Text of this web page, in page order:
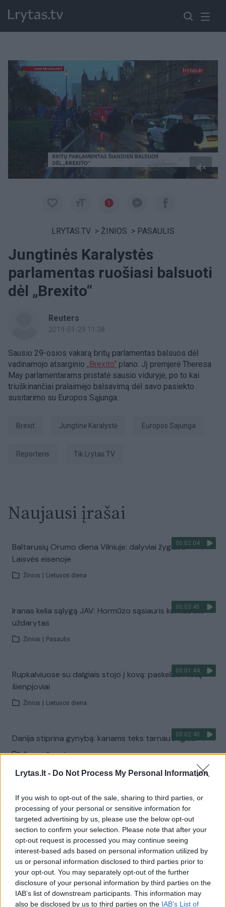
Lrytas.lt - Do Not Process My Personal Information
If you wish to opt-out of the sale, sharing to third parties, or
processing of your personal or sensitive information for
targeted advertising by us, please use the below opt-out
section to confirm your selection. Please note that after your
opt-out request is processed you may continue seeing
interest-based ads based on personal information utilized by
us or personal information disclosed to third parties prior to
your opt-out. You may separately opt-out of the further
disclosure of your personal information by third parties on the
IAB’s list of downstream participants. This information may
also be disclosed by us to third parties on the IAB’s List of
Paremkite Ukrainą
LRYTAS.TV > ŽINIOS > PASAULIS
Jungtinės Karalystės
parlamentas ruošiasi balsuoti
dėl „Brexito“
Reuters
2019-01-29 11:38
Sausio 29-osios vakarą britų parlamentas balsuos dėl
vadinamojo atsarginio „Brexito“ plano. Jį premjerė Theresa
May parlamentarams pristatė sausio viduryje, po to kai
triuškinančiai pralaimėjo balsavimą dėl savo pasiekto
susitarimo su Europos Sąjunga.
Brexit Jungtinė Karalystė Europos Sajunga
Reporteris tik Lrytas.TV
Naujausi įrašai
00:02:04
Baltarusių Orumo diena Vilniuje: dalyviai žygiavo
Laisvės eisenoje
Žinios Lietuvos diena
00:03:45
Iranas kelia sąlygą JAV: Hormūzo sąsiauris kol kas liks
uždarytas
Žinios Pasaulis
00:01:44
Rupkalviuose su dalgiais stojo į kovą: paskelbti Metų
šienpjoviai
Žinios Lietuvos diena
00:02:40
Danija stiprina gynybą: kariams teks tarnauti ilgiau
Žinios | Pasaulis
Žiūrimiausi įrašai
00:00:30
Vaizdai iš tragiškos avarijos Vilniaus r.: dviejų moterų ir
vaiko gyvybių išgelbėti nepavyko
Žinios | Lietuvos diena